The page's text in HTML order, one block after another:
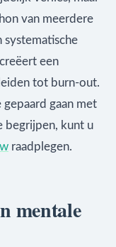
van meerdere
systematische
een
tot burn-out.
gaan met
begrijpen, kunt u
raadplegen.
mentale